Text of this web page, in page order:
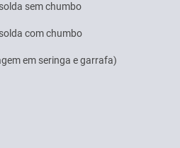
sem chumbo
com chumbo
em seringa e garrafa)